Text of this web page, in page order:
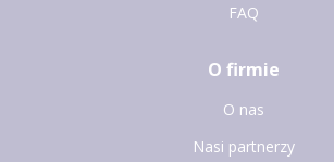
FAQ
O firmie
O nas
Nasi partnerzy